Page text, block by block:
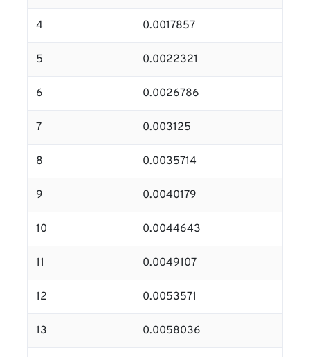
4 0.0017857
5 0.0022321
6 0.0026786
7 0.003125
8 0.0035714
9 0.0040179
10 0.0044643
11 0.0049107
12 0.0053571
13 0.0058036